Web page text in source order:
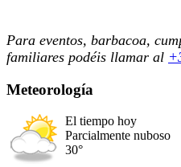
Para eventos, barbacoa,
familiares podéis llamar al
Meteorología
El tiempo hoy
Parcialmente nuboso
30°